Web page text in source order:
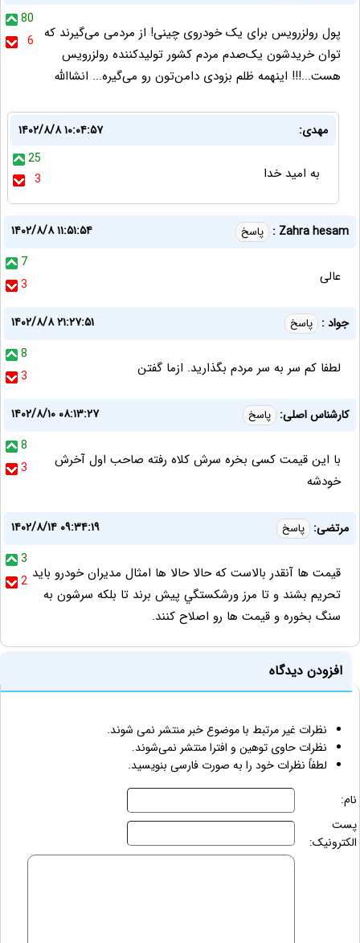
80
6
پول رولزرویس برای یک خودروی چینی! از مردمی می‌گیرند که
توان خریدشون یک‌صدم مردم کشور تولیدکننده رولزرویس
هست...!!! اینهمه ظلم بزودی دامن‌تون رو می‌گیره... انشاالله
مهدی:
۱۴۰۲/۸/۸ ۱۰:۰۴:۵۷
25
3
به امید خدا
Zahra hesam : پاسخ
۱۴۰۲/۸/۸ ۱۱:۵۱:۵۴
7
3
عالی
جواد : پاسخ
۱۴۰۲/۸/۸ ۲۱:۲۷:۵۱
8
3
لطفا کم سر به سر مردم بگذارید. ازما گفتن
کارشناس اصلی: پاسخ
۱۴۰۲/۸/۱۰ ۰۸:۱۳:۲۷
8
3
با این قیمت کسی بخره سرش کلاه رفته صاحب اول آخرش
خودشه
مرتضی: پاسخ
۱۴۰۲/۸/۱۴ ۰۹:۳۴:۱۹
3
2 قيمت ها آنقدر بالاست كه حالا حالا ها امثال مديران خودرو بايد
تحريم بشند و تا مرز ورشكستگي پيش برند تا بلكه سرشون به
سنگ بخوره و قيمت ها رو اصلاح كنند.
افزودن دیدگاه
نظرات غیر مرتبط با موضوع خبر منتشر نمی شوند.
نظرات حاوی توهین و افترا منتشر نمی‌شوند.
لطفاً نظرات خود را به صورت فارسی بنویسید.
نام:
پست
الکترونیک: